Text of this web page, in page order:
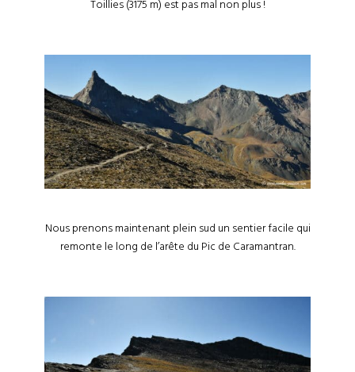
Toillies (3175 m) est pas mal non plus !
Nous prenons maintenant plein sud un sentier facile qui
remonte le long de l’arête du Pic de Caramantran.